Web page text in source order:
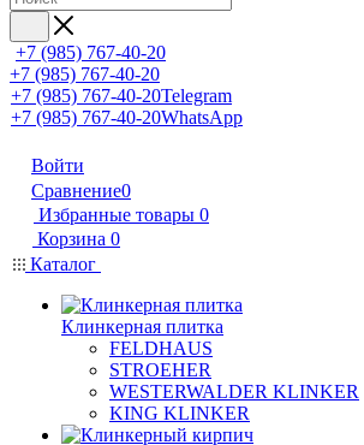
+7 (985) 767-40-20
+7 (985) 767-40-20
+7 (985) 767-40-20Telegram
+7 (985) 767-40-20WhatsApp
Войти
Сравнение0
Избранные товары 0
Корзина 0
Каталог
Клинкерная плитка
FELDHAUS
STROEHER
WESTERWALDER KLINKER
KING KLINKER